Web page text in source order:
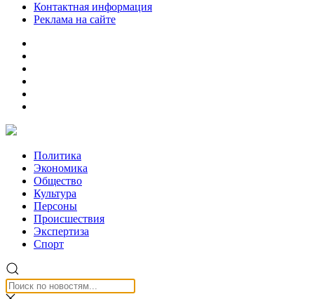
Контактная информация
Реклама на сайте
Политика
Экономика
Общество
Культура
Персоны
Происшествия
Экспертиза
Спорт